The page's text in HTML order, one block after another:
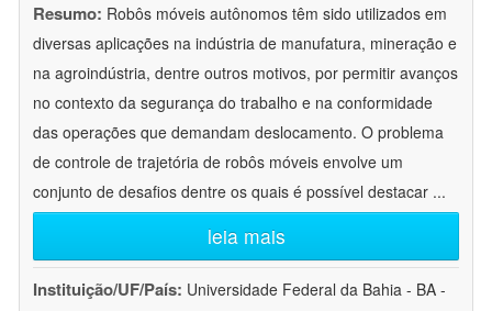
Resumo: Robôs móveis autônomos têm sido utilizados em
diversas aplicações na indústria de manufatura, mineração e
na agroindústria, dentre outros motivos, por permitir avanços
no contexto da segurança do trabalho e na conformidade
das operações que demandam deslocamento. O problema
de controle de trajetória de robôs móveis envolve um
conjunto de desafios dentre os quais é possível destacar ...
leia mais
Instituição/UF/País: Universidade Federal da Bahia - BA -